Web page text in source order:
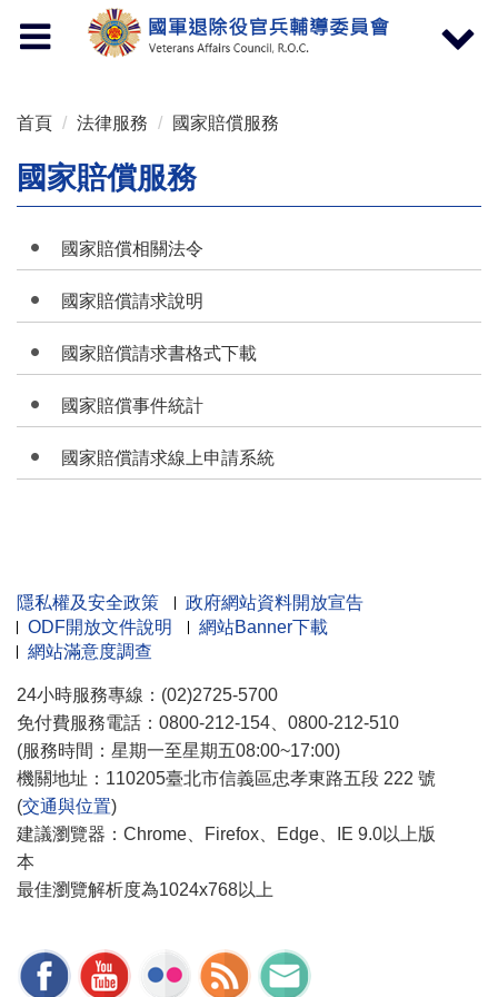
Toggle
navigation
Toggle
首頁 法律服務 國家賠償服務
國家賠償服務
國家賠償相關法令
國家賠償請求說明
國家賠償請求書格式下載
國家賠償事件統計
國家賠償請求線上申請系統
隱私權及安全政策
政府網站資料開放宣告
ODF開放文件說明
網站Banner下載
網站滿意度調查
24小時服務專線：(02)2725-5700
免付費服務電話：0800-212-154、0800-212-510
(服務時間：星期一至星期五08:00~17:00)
機關地址：110205臺北市信義區忠孝東路五段 222 號
(交通與位置)
建議瀏覽器：Chrome、Firefox、Edge、IE 9.0以上版
本
最佳瀏覽解析度為1024x768以上